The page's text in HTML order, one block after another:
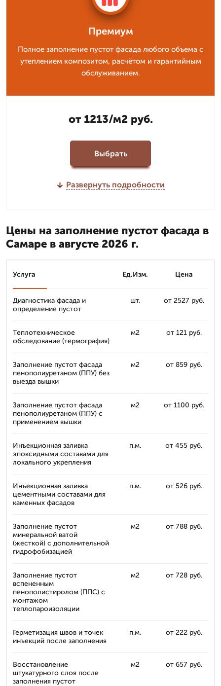
Премиум
Полное заполнение пустот фасада любого объема с
утеплением композитом, расчётом и гарантийным
обслуживанием.
от 1213/м2 руб.
Выбрать
Развернуть подробности
Цены на заполнение пустот фасада в
Самаре в августе 2026 г.
Услуга Ед.Изм. Цена
Диагностика фасада и
определение пустот
шт. от 2527 руб.
Теплотехническое
обследование (термография)
м2 от 121 руб.
Заполнение пустот фасада
пенополиуретаном (ППУ) без
выезда вышки
м2 от 859 руб.
Заполнение пустот фасада
пенополиуретаном (ППУ) с
применением вышки
м2 от 1100 руб.
Инъекционная заливка
эпоксидными составами для
локального укрепления
п.м. от 455 руб.
Инъекционная заливка
цементными составами для
каменных фасадов
п.м. от 526 руб.
Заполнение пустот
минеральной ватой
(жесткой) с дополнительной
гидрофобизацией
м2 от 788 руб.
Заполнение пустот
вспененным
пенополистиролом (ППС) с
монтажом
теплопароизоляции
м2 от 728 руб.
Герметизация швов и точек
инъекций после заполнения
п.м. от 222 руб.
Восстановление
штукатурного слоя после
заполнения пустот
м2 от 657 руб.